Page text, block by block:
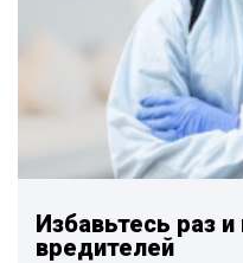
Избавьтесь раз и
вредителей